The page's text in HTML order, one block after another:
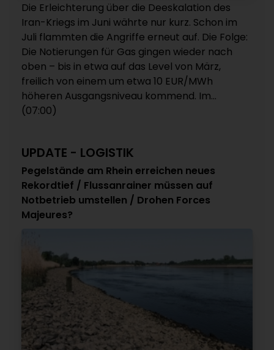
Die Erleichterung über die Deeskalation des
Iran-Kriegs im Juni währte nur kurz. Schon im
Juli flammten die Angriffe erneut auf. Die Folge:
Die Notierungen für Gas gingen wieder nach
oben – bis in etwa auf das Level von März,
freilich von einem um etwa 10 EUR/MWh
höheren Ausgangsniveau kommend. Im...
(07:00)
UPDATE - LOGISTIK
Pegelstände am Rhein erreichen neues
Rekordtief / Flussanrainer müssen auf
Notbetrieb umstellen / Drohen Forces
Majeures?